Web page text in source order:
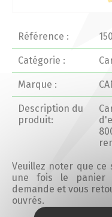
Référence :
Catégorie :
Marque :
Description du
produit:
Veuillez noter que ce
une fois le panier
demande et vous
ouvrés.